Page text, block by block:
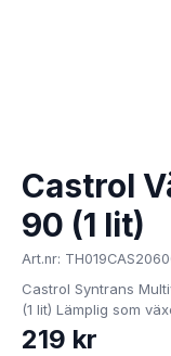
Castrol
90 (1 lit)
Art.nr:
Castrol Syntrans
(1 lit) Lämplig som
219 kr